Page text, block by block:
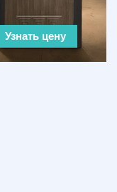
Узнать цену